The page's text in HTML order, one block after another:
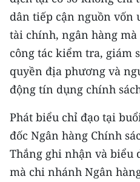
ENGLISH
中文
FRANÇAIS
РУССКИЙ
ESPAÑOL
한국어
dân tiếp cận nguồn vốn
tài chính, ngân hàng
công tác kiểm tra, giám
quyền địa phương và
động tín dụng chính
Phát biểu chỉ đạo tại
đốc Ngân hàng Chính
Thắng ghi nhận và biểu
mà chi nhánh Ngân